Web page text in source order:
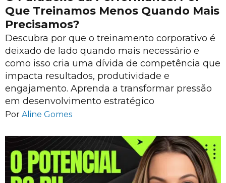
Que Treinamos Menos Quando Mais
Precisamos?
Descubra por que o treinamento corporativo é
deixado de lado quando mais necessário e
como isso cria uma dívida de competência que
impacta resultados, produtividade e
engajamento. Aprenda a transformar pressão
em desenvolvimento estratégico
Por Aline Gomes